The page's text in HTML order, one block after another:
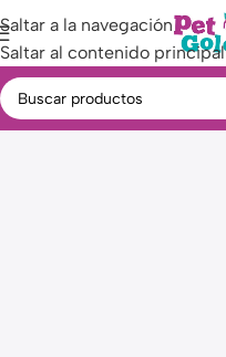
Saltar a la navegación
Saltar al contenido principal